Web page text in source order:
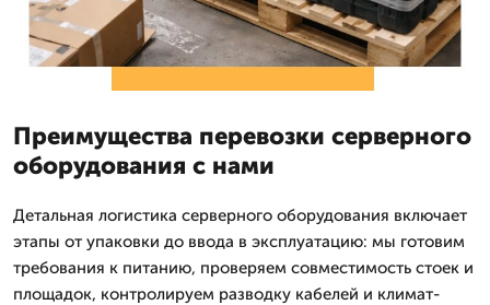
Преимущества перевозки серверного
оборудования с нами
Детальная логистика серверного оборудования включает
этапы от упаковки до ввода в эксплуатацию: мы готовим
требования к питанию, проверяем совместимость стоек и
площадок, контролируем разводку кабелей и климат-